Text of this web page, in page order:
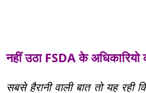
नहीं उठा FSDA के अधिकारियो
सबसे हैरानी वाली बात तो यह